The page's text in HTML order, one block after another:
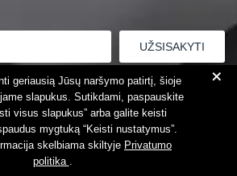
politika +
geriausią Jūsų naršymo patirtį, šioje
slapukus. Sutikdami, paspauskite
visus slapukus” arba galite keisti
mygtuką “Keisti nustatymus”.
skelbiama skiltyje Privatumo
politika .